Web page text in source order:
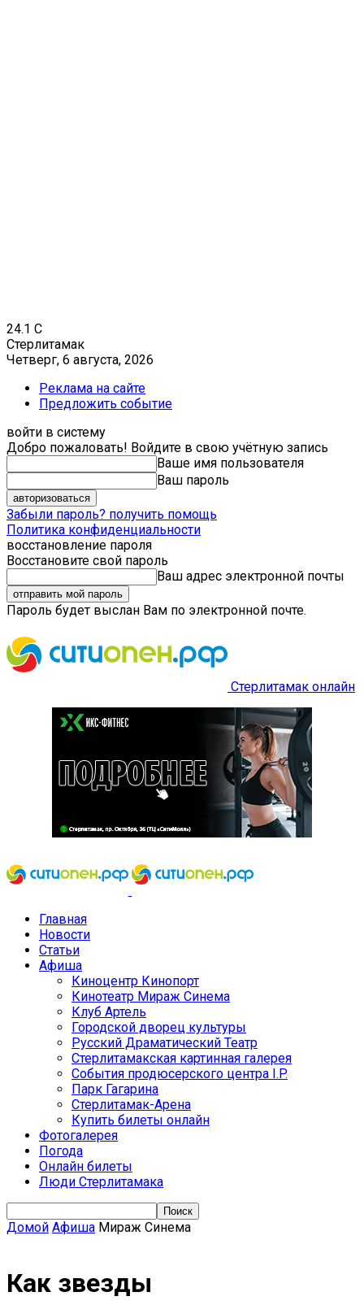
24.1 C
Стерлитамак
Четверг, 6 августа, 2026
Реклама на сайте
Предложить событие
войти в систему
Добро пожаловать! Войдите в свою учётную запись
Ваше имя пользователя
Ваш пароль
Забыли пароль? получить помощь
Политика конфиденциальности
восстановление пароля
Восстановите свой пароль
Ваш адрес электронной почты
Пароль будет выслан Вам по электронной почте.
Стерлитамак онлайн
Главная
Новости
Статьи
Афиша
Киноцентр Кинопорт
Кинотеатр Мираж Синема
Клуб Артель
Городской дворец культуры
Русский Драматический Театр
Стерлитамакская картинная галерея
События продюсерского центра I.P.
Парк Гагарина
Стерлитамак-Арена
Купить билеты онлайн
Фотогалерея
Погода
Онлайн билеты
Люди Стерлитамака
Домой Афиша Мираж Синема
Как звезды